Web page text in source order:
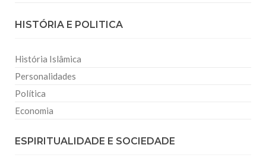
HISTÓRIA E POLITICA
História Islâmica
Personalidades
Política
Economia
ESPIRITUALIDADE E SOCIEDADE